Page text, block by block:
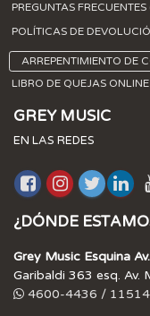
PREGUNTAS FRECUENTES
POLÍTICAS DE
ARREPENTIMIENTO DE
LIBRO DE QUEJAS ONLINE
GREY MUSIC
EN LAS REDES
¿DÓNDE
Grey Music Esquina
Garibaldi 363 esq. Av.
4600-4436 /